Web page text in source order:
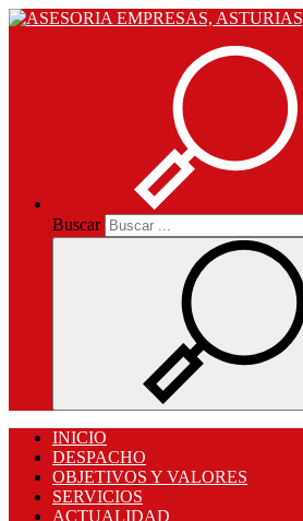
Buscar
INICIO
DESPACHO
OBJETIVOS Y VALORES
SERVICIOS
ACTUALIDAD